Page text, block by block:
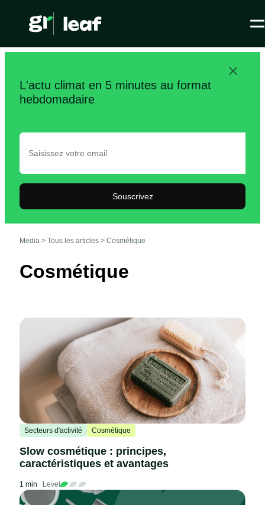
L'actu climat en 5 minutes au format
hebdomadaire
Souscrivez
Media > Tous les articles > Cosmétique
Cosmétique
Secteurs d'activité Cosmétique
Slow cosmétique : principes,
caractéristiques et avantages
1 min Level